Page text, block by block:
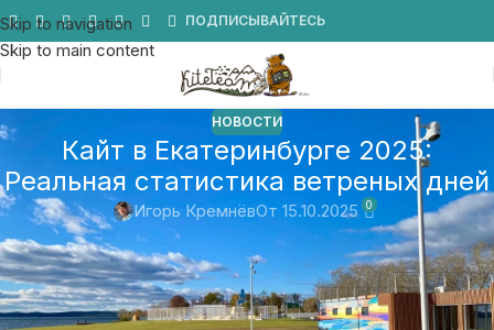
Skip to navigation
Skip to main content
ПОДПИСЫВАЙТЕСЬ
НОВОСТИ
Кайт в Екатеринбурге 2025:
Реальная статистика ветреных дней
Игорь КремнёвОт 15.10.2025 0
📊 Когда я начал анализировать данные о ветре в
Екатеринбурге за лето 2025 года, то ожидал увидеть
скромные результаты. Но факты сломали картину!В
этой статье я хотел показать, анализ 5-минутных данных